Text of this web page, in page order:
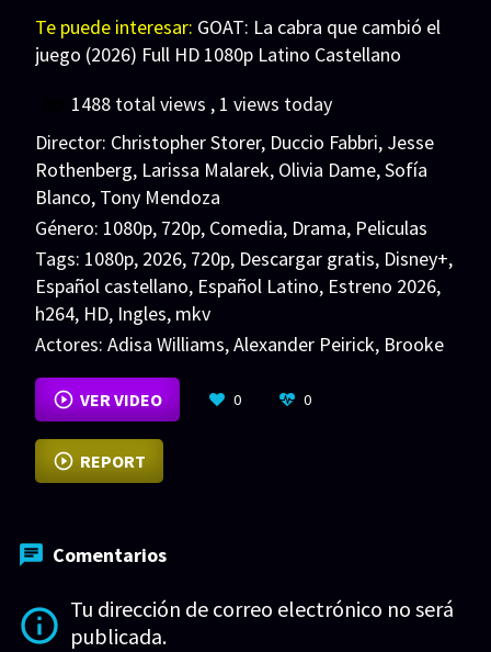
Te puede interesar: GOAT: La cabra que cambió el
juego (2026) Full HD 1080p Latino Castellano
1488 total views , 1 views today
Director: Christopher Storer, Duccio Fabbri, Jesse
Rothenberg, Larissa Malarek, Olivia Dame,Sofía
Blanco, Tony Mendoza
Género: 1080p, 720p, Comedia, Drama, Peliculas
Tags: 1080p, 2026, 720p, Descargar gratis, Disney+,
Español castellano, Español Latino, Estreno 2026,
h264, HD, Ingles, mkv
Actores: Adisa Williams,Alexander Peirick, Brooke
Breit
VER MÁS
VER VIDEO 0 0
REPORT
Comentarios
Tu dirección de correo electrónico no será
publicada.